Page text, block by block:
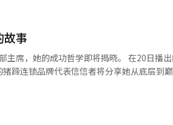
故事
成功哲学即将揭晓。 在20日播出的
蹄连锁品牌代表信信者将分享她从底层到
蹄制作全过程，以及这位走过40年专注